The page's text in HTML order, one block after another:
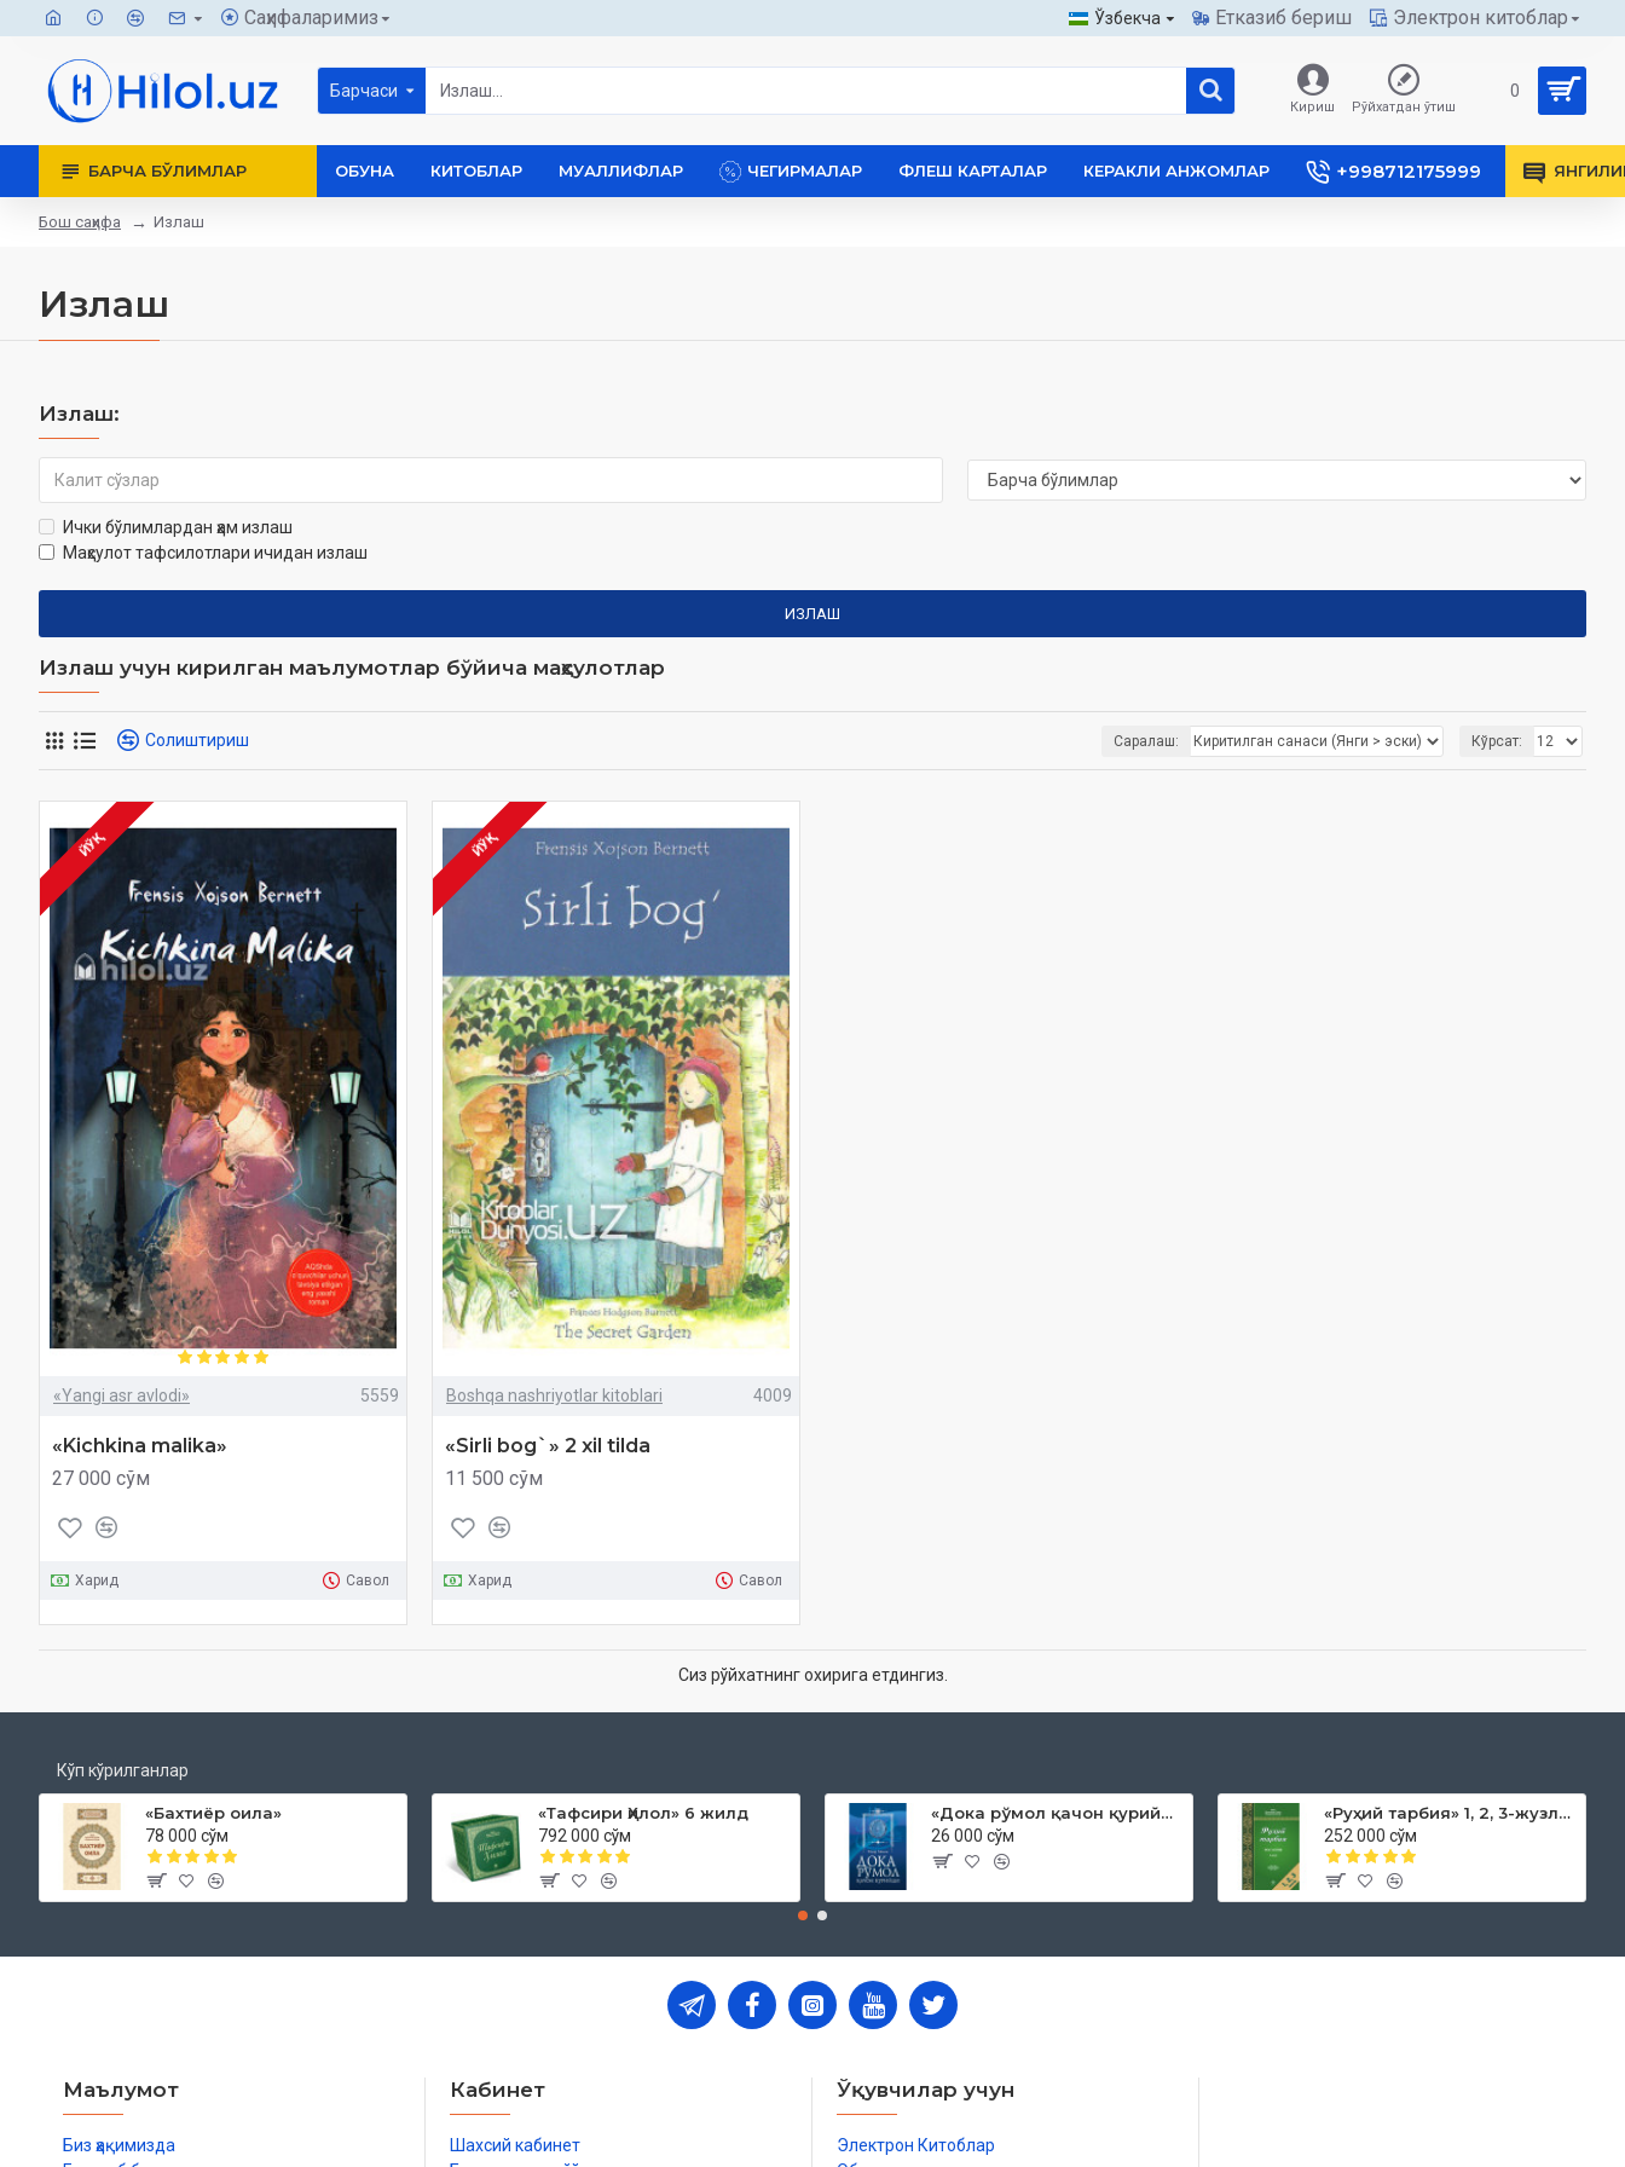
Саҳифаларимиз Ўзбекча Етказиб бериш Электрон китоблар
Барчаси
Кириш Рўйхатдан ўтиш
0
БАРЧА БЎЛИМЛАР ОБУНА КИТОБЛАР МУАЛЛИФЛАР ЧЕГИРМАЛАР ФЛЕШ КАРТАЛАР КЕРАКЛИ АНЖОМЛАР +998712175999
Бош саҳифа Излаш
Излаш
Излаш:
Ички бўлимлардан ҳам излаш
Маҳсулот тафсилотлари ичидан излаш
ИЗЛАШ
Излаш учун кирилган маълумотлар бўйича маҳсулотлар
Солиштириш Саралаш: Кўрсат:
ЙЎҚ
«Yangi asr avlodi» 5559
«Kichkina malika»
27 000 сўм
Харид Савол
ЙЎҚ
Boshqa nashriyotlar kitoblari 4009
«Sirli bog`» 2 xil tilda
11 500 сўм
Харид Савол
Сиз рўйхатнинг охирига етдингиз.
Кўп кўрилганлар
«Бахтиёр оила»
78 000 сўм
«Тафсири Ҳилол» 6 жилд
792 000 сўм
«Дока рўмол қачон қурийди»
26 000 сўм
«Руҳий тарбия» 1, 2, 3-жузлар
252 000 сўм
Маълумот
Биз ҳақимизда
Кабинет
Шахсий кабинет
Ўқувчилар учун
Электрон Китоблар